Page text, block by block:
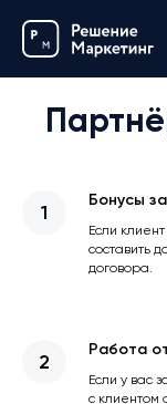
Бонусы
Если
составить
договора.
Работа
Если у вас
с клиентом